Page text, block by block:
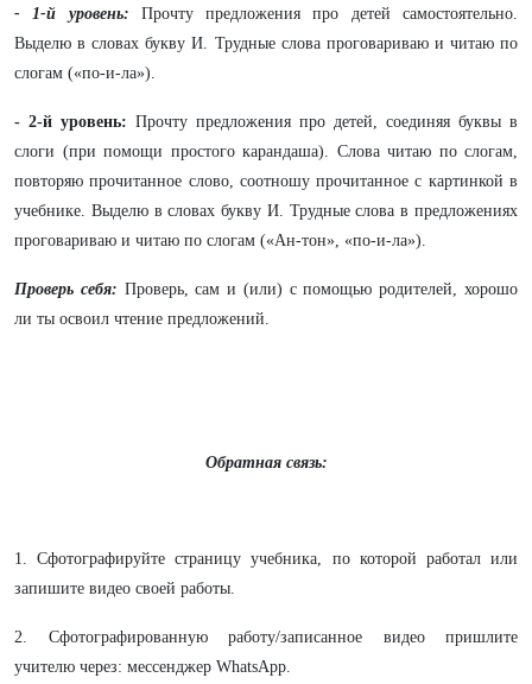
- 1-й уровень: Прочту предложения про детей самостоятельно.
Выделю в словах букву И. Трудные слова проговариваю и читаю по
слогам («по-и-ла»).
- 2-й уровень: Прочту предложения про детей, соединяя буквы в
слоги (при помощи простого карандаша). Слова читаю по слогам,
повторяю прочитанное слово, соотношу прочитанное с картинкой в
учебнике. Выделю в словах букву И. Трудные слова в предложениях
проговариваю и читаю по слогам («Ан-тон», «по-и-ла»).
Проверь себя: Проверь, сам и (или) с помощью родителей, хорошо
ли ты освоил чтение предложений.
Обратная связь:
1. Сфотографируйте страницу учебника, по которой работал или
запишите видео своей работы.
2. Сфотографированную работу/записанное видео пришлите
учителю через: мессенджер WhatsApp.